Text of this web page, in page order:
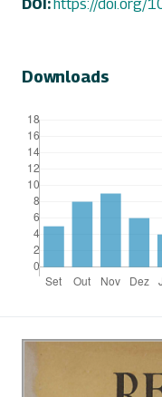
DOI:https://doi.org/
Downloads